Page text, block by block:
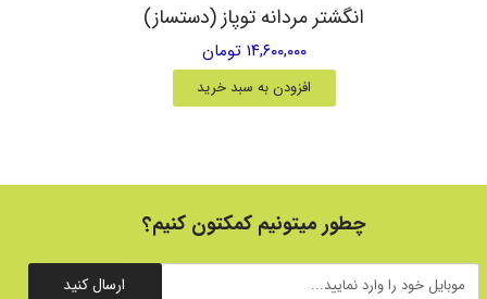
انگشتر مردانه توپاز (دستساز)
۱۴,۶۰۰,۰۰۰ تومان
افزودن به سبد خرید
چطور میتونیم کمکتون کنیم؟
ارسال کنید